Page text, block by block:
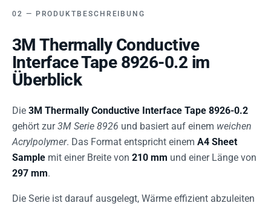
PRODUKTBESCHREIBUNG
3M Thermally Conductive
Interface Tape 8926-0.2 im
Überblick
Die 3M Thermally Conductive Interface Tape 8926-0.2
gehört zur3M Serie 8926 und basiert auf einem weichen
Acrylpolymer. Das Format entspricht einem A4 Sheet
Sample mit einer Breite von 210 mm und einer Länge von
297 mm.
Die Serie ist darauf ausgelegt, Wärme effizient abzuleiten